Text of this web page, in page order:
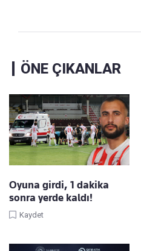
ÖNE ÇIKANLAR
Oyuna girdi, 1 dakika
sonra yerde kaldı!
Kaydet